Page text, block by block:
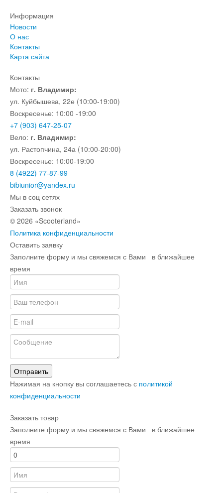
Информация
Новости
О нас
Контакты
Карта сайта
Контакты
Мото: г. Владимир:
ул. Куйбышева, 22е (10:00-19:00)
Воскресенье: 10:00 -19:00
+7 (903) 647-25-07
Вело: г. Владимир:
ул. Растопчина, 24а (10:00-20:00)
Воскресенье: 10:00-19:00
8 (4922) 77-87-99
bibiunior@yandex.ru
Мы в соц сетях
Заказать звонок
© 2026 «Scooterland»
Политика конфиденциальности
Оставить заявку
Заполните форму и мы свяжемся с Вами в ближайшее
время
Отправить
Нажимая на кнопку вы соглашаетесь с политикой
конфиденциальности
Заказать товар
Заполните форму и мы свяжемся с Вами в ближайшее
время